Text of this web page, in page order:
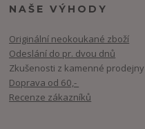
NAŠE VÝHODY
Originální neokoukané zboží
Odeslání do pr. dvou dnů
Zkušenosti z kamenné prodejny
Doprava od 60,-
Recenze zákazníků